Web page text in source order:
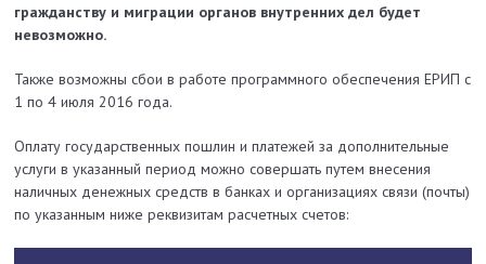
гражданству и миграции органов внутренних дел будет
невозможно.
Также возможны сбои в работе программного обеспечения ЕРИП с
1 по 4 июля 2016 года.
Оплату государственных пошлин и платежей за дополнительные
услуги в указанный период можно совершать путем внесения
наличных денежных средств в банках и организациях связи (почты)
по указанным ниже реквизитам расчетных счетов: